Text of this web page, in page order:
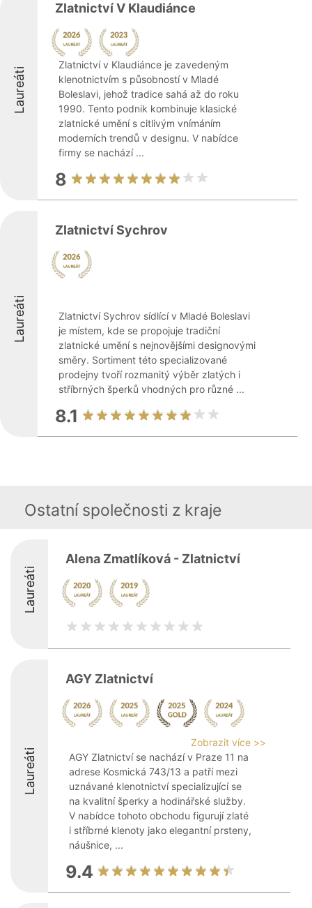
Laureáti
Zlatnictví V Klaudiánce
Zlatnictví v Klaudiánce je zavedeným
klenotnictvím s působností v Mladé
Boleslavi, jehož tradice sahá až do roku
1990. Tento podnik kombinuje klasické
zlatnické umění s citlivým vnímáním
moderních trendů v designu. V nabídce
firmy se nachází ...
8
Laureáti
Zlatnictví Sychrov
Zlatnictví Sychrov sídlící v Mladé Boleslavi
je místem, kde se propojuje tradiční
zlatnické umění s nejnovějšími designovými
směry. Sortiment této specializované
prodejny tvoří rozmanitý výběr zlatých i
stříbrných šperků vhodných pro různé ...
8.1
Ostatní společnosti z kraje
Laureáti
Alena Zmatlíková - Zlatnictví
Laureáti
AGY Zlatnictví
Zobrazit více >>
AGY Zlatnictví se nachází v Praze 11 na
adrese Kosmická 743/13 a patří mezi
uznávané klenotnictví specializující se
na kvalitní šperky a hodinářské služby.
V nabídce tohoto obchodu figurují zlaté
i stříbrné klenoty jako elegantní prsteny,
náušnice, ...
9.4